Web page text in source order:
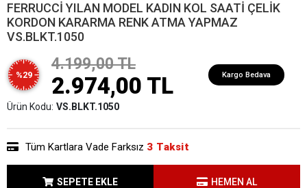
FERRUCCİ YILAN MODEL KADIN KOL SAATİ ÇELİK
KORDON KARARMA RENK ATMA YAPMAZ
VS.BLKT.1050
%29
4.199,00 TL
2.974,00 TL Kargo Bedava
Ürün Kodu: VS.BLKT.1050
Tüm Kartlara Vade Farksız 3 Taksit
SEPETE EKLE HEMEN AL